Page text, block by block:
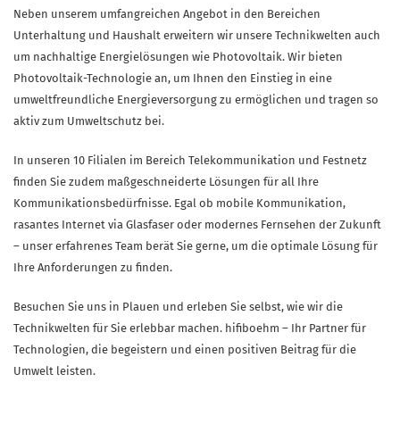
Neben unserem umfangreichen Angebot in den Bereichen
Unterhaltung und Haushalt erweitern wir unsere Technikwelten auch
um nachhaltige Energielösungen wie Photovoltaik. Wir bieten
Photovoltaik-Technologie an, um Ihnen den Einstieg in eine
umweltfreundliche Energieversorgung zu ermöglichen und tragen so
aktiv zum Umweltschutz bei.
In unseren 10 Filialen im Bereich Telekommunikation und Festnetz
finden Sie zudem maßgeschneiderte Lösungen für all Ihre
Kommunikationsbedürfnisse. Egal ob mobile Kommunikation,
rasantes Internet via Glasfaser oder modernes Fernsehen der Zukunft
– unser erfahrenes Team berät Sie gerne, um die optimale Lösung für
Ihre Anforderungen zu finden.
Besuchen Sie uns in Plauen und erleben Sie selbst, wie wir die
Technikwelten für Sie erlebbar machen. hifiboehm – Ihr Partner für
Technologien, die begeistern und einen positiven Beitrag für die
Umwelt leisten.